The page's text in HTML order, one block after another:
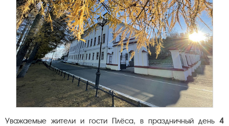
Уважаемые жители и гости Плёса, в праздничный день 4